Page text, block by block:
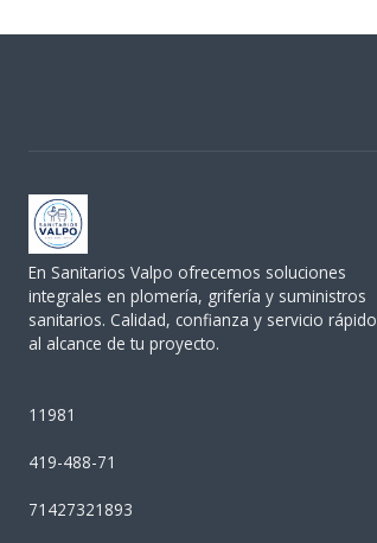
En Sanitarios Valpo ofrecemos soluciones
integrales en plomería, grifería y suministros
sanitarios. Calidad, confianza y servicio rápido
al alcance de tu proyecto.
11981
419-488-71
71427321893